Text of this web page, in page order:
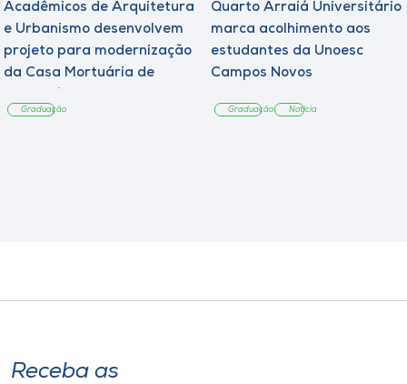
Acadêmicos de Arquitetura
e Urbanismo desenvolvem
projeto para modernização
da Casa Mortuária de
Graduação
Quarto Arraiá Universitário
marca acolhimento aos
estudantes da Unoesc
Campos Novos
Graduação Notícia
Receba as